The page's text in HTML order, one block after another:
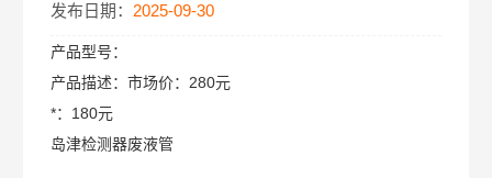
发布日期： 2025-09-30
产品型号：
产品描述：市场价：280元
*：180元
岛津检测器废液管